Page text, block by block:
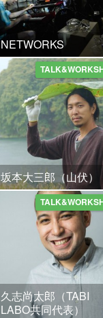
NETWORKS
坂本大三郎（山伏）
久志尚太郎（TABI
LABO共同代表）